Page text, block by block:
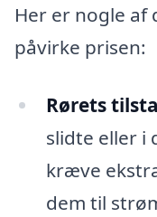
Her er nogle af
påvirke prisen:
Rørets
slidte eller i
kræve
dem til